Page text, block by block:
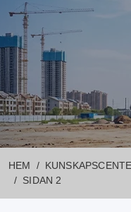
Information
HEM
SIDAN 2